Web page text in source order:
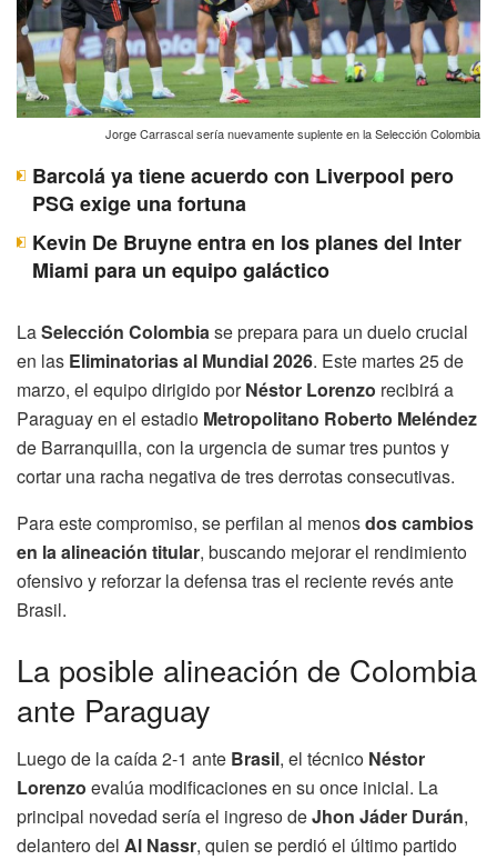
Jorge Carrascal sería nuevamente suplente en la Selección Colombia
Barcolá ya tiene acuerdo con Liverpool pero
PSG exige una fortuna
Kevin De Bruyne entra en los planes del Inter
Miami para un equipo galáctico
LaSelección Colombiase prepara para un duelo crucial
en las Eliminatorias al Mundial 2026. Este martes 25 de
marzo, el equipo dirigido porNéstor Lorenzo recibirá a
Paraguay en el estadio Metropolitano Roberto Meléndez
de Barranquilla, con la urgencia de sumar tres puntos y
cortar una racha negativa de tres derrotas consecutivas.
Para este compromiso, se perfilan al menosdos cambios
en la alineación titular, buscando mejorar el rendimiento
ofensivo y reforzar la defensa tras el reciente revés ante
Brasil.
La posible alineación de Colombia
ante Paraguay
Luego de la caída 2-1 ante Brasil, el técnico Néstor
Lorenzo evalúa modificaciones en su once inicial. La
principal novedad sería el ingreso deJhon Jáder Durán,
delantero del Al Nassr, quien se perdió el último partido